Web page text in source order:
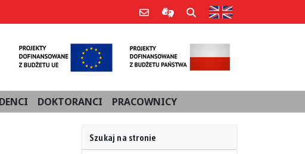
Poczta e-mailInformacje dla użytkowników
Szukaj Strona w języku
DOKTORANCI PRACOWNICY
Szukaj na stronie